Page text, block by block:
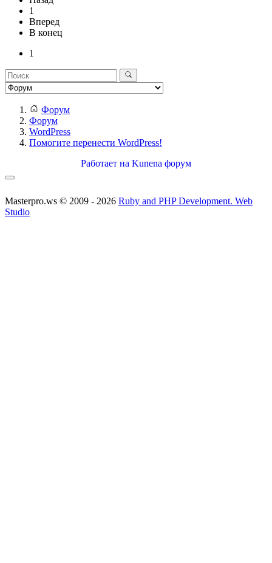
1
Вперед
В конец
1
Форум
Форум
WordPress
Помогите перенести WordPress!
Работает на Kunena форум
Masterpro.ws © 2009 - 2026 Ruby and PHP Development. Web
Studio